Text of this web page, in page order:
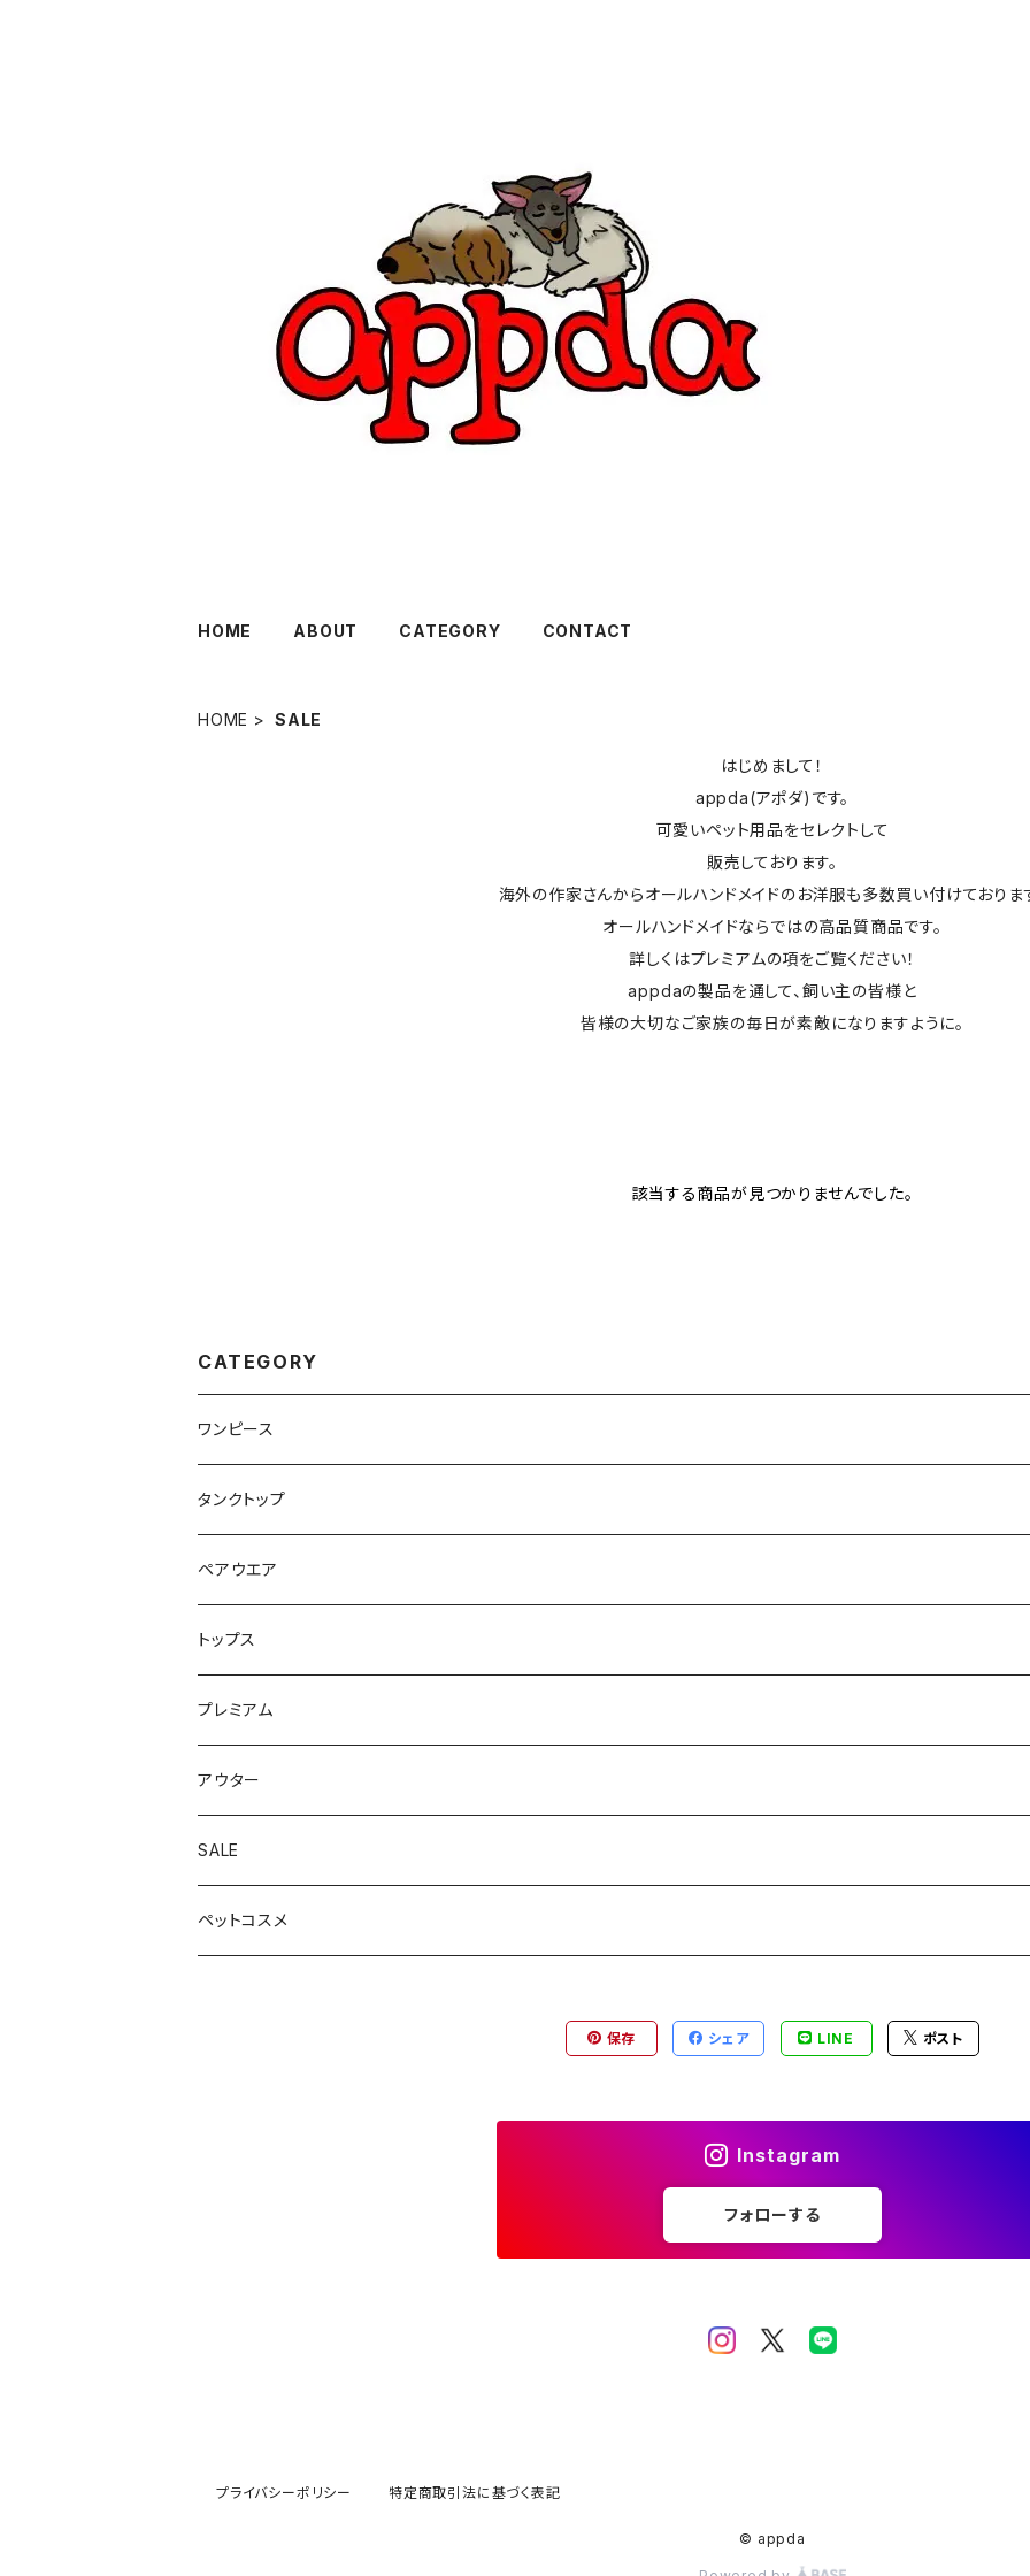
HOME ABOUT CATEGORY CONTACT
HOME SALE
はじめまして！
appda(アポダ)です。
可愛いペット用品をセレクトして
販売しております。
海外の作家さんからオールハンドメイドのお洋服も多数買い付けておりま
オールハンドメイドならではの高品質商品です。
詳しくはプレミアムの項をご覧ください！
appdaの製品を通して、飼い主の皆様と
皆様の大切なご家族の毎日が素敵になりますように。
該当する商品が見つかりませんでした。
CATEGORY
ワンピース
タンクトップ
ペアウエア
トップス
プレミアム
Korean style
Australian style
アウター
SALE
ペットコスメ
保存 シェア LINE ポスト
Instagram
フォローする
プライバシーポリシー 特定商取引法に基づく表記
© appda